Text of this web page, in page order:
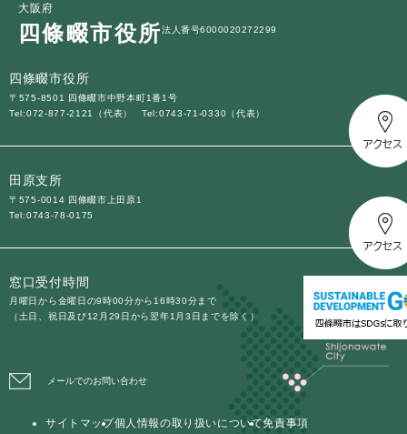
大阪府
四條畷市役所法人番号6000020272299
四條畷市役所
〒575-8501 四條畷市中野本町1番1号
Tel:072-877-2121（代表）
Tel:0743-71-0330（代表）
田原支所
〒575-0014 四條畷市上田原1
Tel:0743-78-0175
窓口受付時間
月曜日から金曜日の9時00分から16時30分まで
（土日、祝日及び12月29日から翌年1月3日までを除く）
メールでのお問い合わせ
サイトマップ個人情報の取り扱いについて免責事項